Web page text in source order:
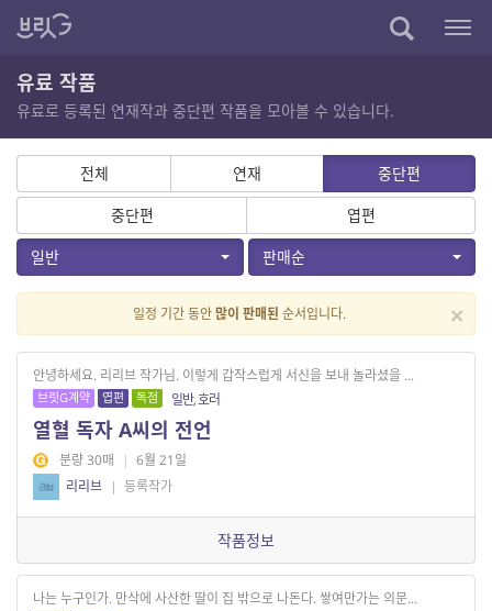
유료 작품
유료로 등록된 연재작과 중단편 작품을 모아볼 수 있습니다.
전체 연재
중단편
중단편
엽편
일반
판매순
×
일정 기간 동안많이 판매된 순서입니다.
안녕하세요. 리리브 작가님. 이렇게 갑작스럽게 서신을 보내 놀라셨을 ...
브릿G계약 엽편 독점 일반, 호러
열혈 독자 A씨의 전언
분량 30매 | 6월 21일
리리브 | 등록작가
작품정보
나는 누구인가. 만삭에 사산한 딸이 집 밖으로 나돈다. 쌓여만가는 의문...